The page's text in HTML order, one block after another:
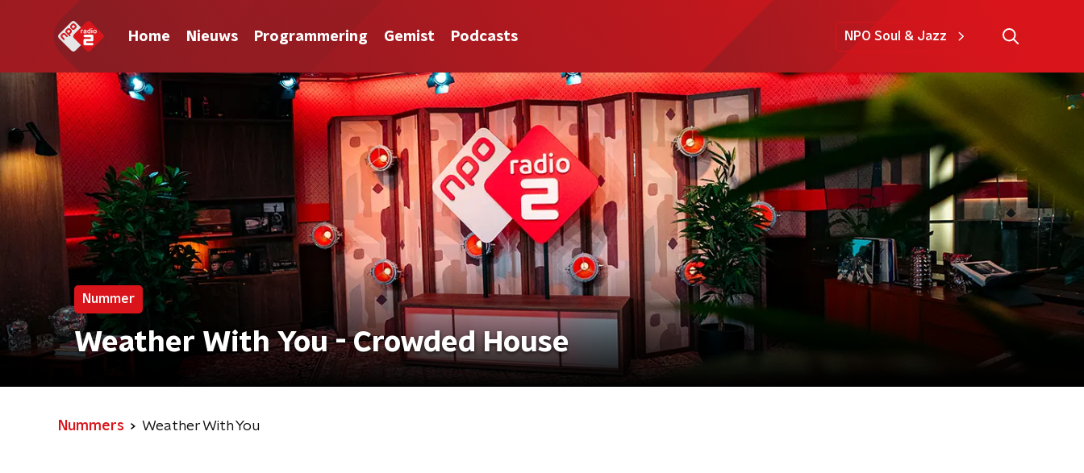
Home Nieuws Programmering Gemist Podcasts NPO Soul & Jazz
Nummer
Weather With You - Crowded House
Nummers Weather With You